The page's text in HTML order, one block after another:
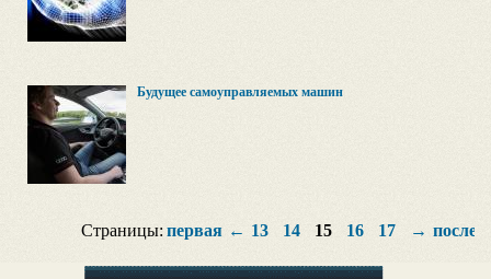
Будущее самоуправляемых машин
Страницы: первая ← 13 14 15 16 17 →